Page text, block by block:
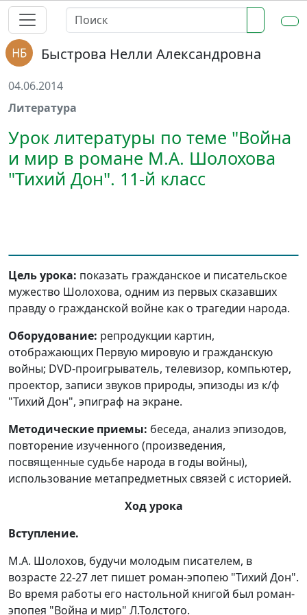
Быстрова Нелли Александровна
04.06.2014
Литература
Урок литературы по теме "Война
и мир в романе М.А. Шолохова
"Тихий Дон". 11-й класс
Цель урока: показать гражданское и писательское
мужество Шолохова, одним из первых сказавших
правду о гражданской войне как о трагедии народа.
Оборудование: репродукции картин,
отображающих Первую мировую и гражданскую
войны; DVD-проигрыватель, телевизор, компьютер,
проектор, записи звуков природы, эпизоды из к/ф
"Тихий Дон", эпиграф на экране.
Методические приемы: беседа, анализ эпизодов,
повторение изученного (произведения,
посвященные судьбе народа в годы войны),
использование метапредметных связей с историей.
Ход урока
Вступление.
М.А. Шолохов, будучи молодым писателем, в
возрасте 22-27 лет пишет роман-эпопею "Тихий Дон".
Во время работы его настольной книгой был роман-
эпопея "Война и мир" Л.Толстого.